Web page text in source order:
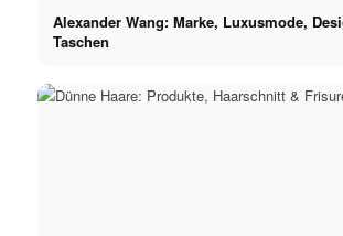
Alexander Wang: Marke, Luxusmode,
Taschen